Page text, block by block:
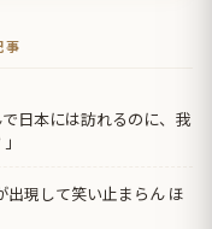
事
日本には訪れるのに、我
出現して笑い止まらん ほ